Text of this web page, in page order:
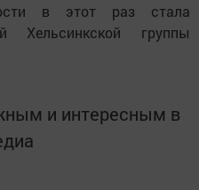
в этот раз стала
Хельсинкской группы
и интересным в